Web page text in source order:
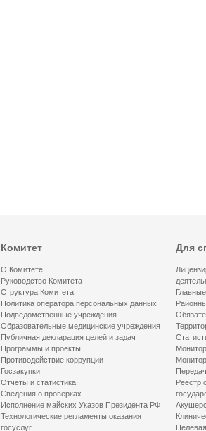
Комитет
О Комитете
Руководство Комитета
Структура Комитета
Политика оператора персональных данных
Подведомственные учреждения
Образовательные медицинские учреждения
Публичная декларация целей и задач
Программы и проекты
Противодействие коррупции
Госзакупки
Отчеты и статистика
Сведения о проверках
Исполнение майских Указов Президента РФ
Технологические регламенты оказания
госуслуг
Для
Реестр